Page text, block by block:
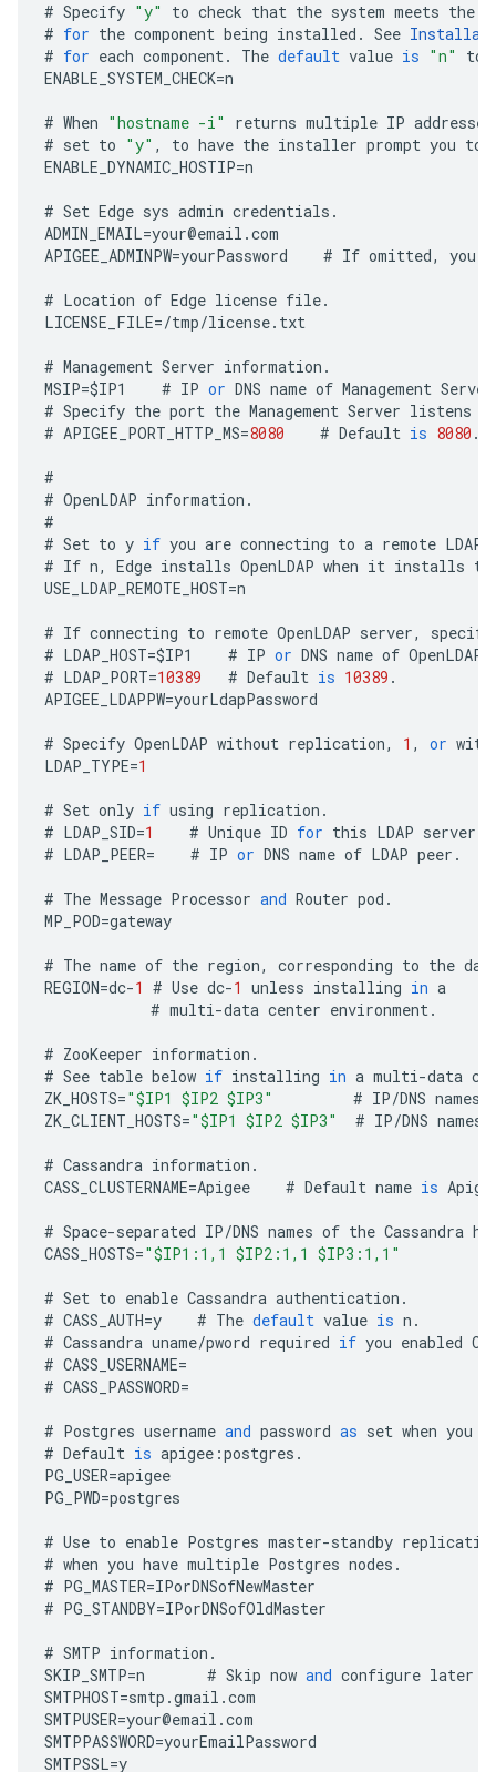
# Specify "y" to check that the system meets the
# for the component being installed . See
# for each component. The default value is "n" to
ENABLE_SYSTEM_CHECK=n
# When "hostname -i" returns multiple IP addresses
# set to "y" , to have the installer prompt you to
ENABLE_DYNAMIC_HOSTIP=n
# Set Edge sys admin credentials .
ADMIN_EMAIL=your@email .com
APIGEE_ADMINPW=yourPassword # If omitted, you
# Location of Edge license file.
LICENSE_FILE=/tmp/license. txt
# Management Server information .
MSIP=$IP1 # IP or DNS name of Management Server
# Specify the port the Management Server listens
# APIGEE_PORT_HTTP_MS=8080 # Default is 8080 .
#
# OpenLDAP information .
#
# Set to y if you are connecting to a remote LDAP
# If n, Edge installs OpenLDAP when it installs
USE_LDAP_REMOTE_HOST=n
# If connecting to remote OpenLDAP server,
specify
# LDAP_HOST=$IP1 # IP or DNS name of OpenLDAP
# LDAP_PORT=10389 # Default is 10389 .
APIGEE_LDAPPW=yourLdapPassword
# Specify OpenLDAP without replication, 1 , or with
LDAP_TYPE=1
# Set only if using replication .
# LDAP_SID=1 # Unique ID for this LDAP server
# LDAP_PEER= # IP or DNS name of LDAP peer .
# The Message Processor and Router pod .
MP_POD=gateway
# The name of the region, corresponding to the
REGION=dc-1 # Use dc-1 unless installing in a
# multi-data center environment.
# ZooKeeper information .
# See table below if installing in a multi-data
ZK_HOSTS="$IP1 $IP2 $IP3" # IP/DNS names
ZK_CLIENT_HOSTS="$IP1 $IP2 $IP3" # IP/DNS names
# Cassandra information .
CASS_CLUSTERNAME=Apigee # Default name is
# Space-separated IP/DNS names of the Cassandra
CASS_HOSTS="$IP1:1,1 $IP2:1,1 $IP3:1,1"
# Set to enable Cassandra authentication .
# CASS_AUTH=y # The default value is n .
# Cassandra uname/pword required if you enabled
# CASS_USERNAME=
# CASS_PASSWORD=
# Postgres username and password as set when you
# Default is apigee :postgres .
PG_USER=apigee
PG_PWD=postgres
# Use to enable Postgres master-standby
# when you have multiple Postgres nodes .
# PG_MASTER=IPorDNSofNewMaster
# PG_STANDBY=IPorDNSofOldMaster
# SMTP information .
SKIP_SMTP=n # Skip now and configure later
SMTPHOST=smtp .gmail .com
SMTPUSER=your@email .com
SMTPPASSWORD=yourEmailPassword
SMTPSSL=y